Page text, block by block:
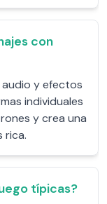
con
y efectos
individuales
y crea una
rica.
típicas?